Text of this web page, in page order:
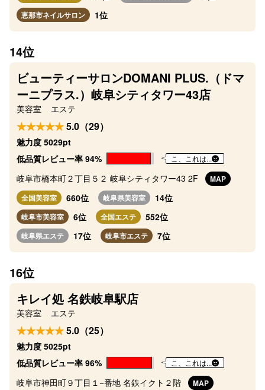
恵那市ネイルサロン 1位
14位
ビューティーサロンDOMANI PLUS.（ドマ
ーニプラス.）岐阜シティタワー43店
美容室 エステ
5.0（29）
魅力度 5029pt
低品質レビュー率 94%
こ、これは...
岐阜市橋本町２丁目５２ 岐阜シティタワー43 2F
MAP
全国美容室
660位 岐阜県美容室 14位
岐阜市美容室 6位 全国エステ 552位
岐阜県エステ 17位 岐阜市エステ 7位
16位
キレイ処 名鉄岐阜駅店
美容室 エステ
5.0（25）
魅力度 5025pt
低品質レビュー率 96%
こ、これは...
岐阜市神田町９丁目１−番地 名鉄イクト２階
MAP